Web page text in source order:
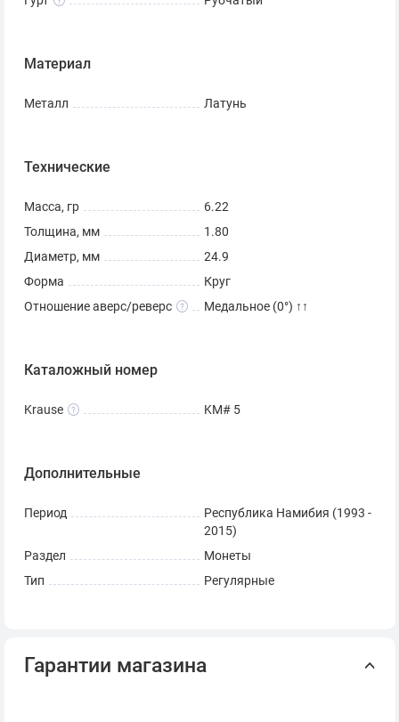
Материал
Металл Латунь
Технические
Масса, гр
6.22
Толщина, мм
1.80
Диаметр, мм
24.9
Форма
Круг
Отношение аверс/реверс
Медальное (0°) ↑↑
Каталожный номер
Krause KM# 5
Дополнительные
Период
Республика Намибия (1993 -
2015)
Раздел
Монеты
Тип
Регулярные
Гарантии магазина